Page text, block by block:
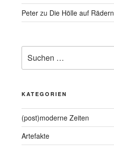
Peterzu Die Hölle auf Rädern
nach:
KATEGORIEN
(post)moderne Zeiten
Artefakte